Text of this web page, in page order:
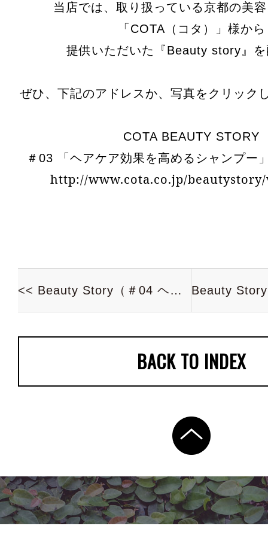
当店では、取り扱っている京都の美
「COTA（コタ）」様から
提供いただいた『Beauty story』
ぜひ、下記のアドレスか、写真をクリック
COTA BEAUTY STORY
＃03 「ヘアケア効果を高めるシャンプー
http://www.cota.co.jp/
<< Beauty Story（＃04 ヘアケア効果を高...
BACK TO INDEX